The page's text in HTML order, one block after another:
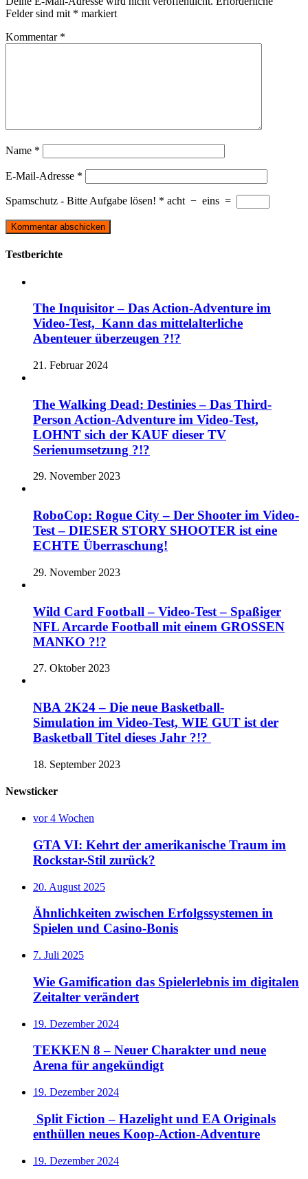
Felder sind mit * markiert
Kommentar *
Name *
E-Mail-Adresse *
Spamschutz - Bitte Aufgabe lösen! * acht − eins =
Testberichte
The Inquisitor – Das Action-Adventure im
Video-Test, Kann das mittelalterliche
Abenteuer überzeugen ?!?
21. Februar 2024
The Walking Dead: Destinies – Das Third-
Person Action-Adventure im Video-Test,
LOHNT sich der KAUF dieser TV
Serienumsetzung ?!?
29. November 2023
RoboCop: Rogue City – Der Shooter im Video-
Test – DIESER STORY SHOOTER ist eine
ECHTE Überraschung!
29. November 2023
Wild Card Football – Video-Test – Spaßiger
NFL Arcarde Football mit einem GROSSEN
MANKO ?!?
27. Oktober 2023
NBA 2K24 – Die neue Basketball-
Simulation im Video-Test, WIE GUT ist der
Basketball Titel dieses Jahr ?!?
18. September 2023
Newsticker
vor 4 Wochen
GTA VI: Kehrt der amerikanische Traum im
Rockstar-Stil zurück?
20. August 2025
Ähnlichkeiten zwischen Erfolgssystemen in
Spielen und Casino‑Bonis
7. Juli 2025
Wie Gamification das Spielerlebnis im digitalen
Zeitalter verändert
19. Dezember 2024
TEKKEN 8 – Neuer Charakter und neue
Arena für angekündigt
19. Dezember 2024
Split Fiction – Hazelight und EA Originals
enthüllen neues Koop-Action-Adventure
19. Dezember 2024